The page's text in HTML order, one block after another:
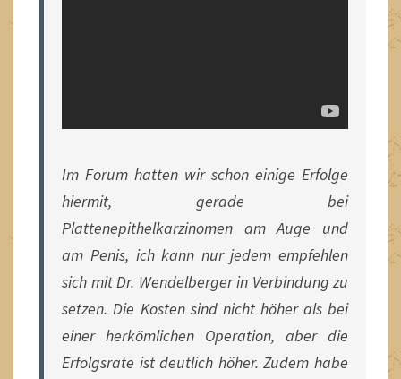
Im Forum hatten wir schon einige Erfolge
hiermit, gerade bei
Plattenepithelkarzinomen am Auge und
am Penis, ich kann nur jedem empfehlen
sich mit Dr. Wendelberger in Verbindung zu
setzen. Die Kosten sind nicht höher als bei
einer herkömlichen Operation, aber die
Erfolgsrate ist deutlich höher. Zudem habe